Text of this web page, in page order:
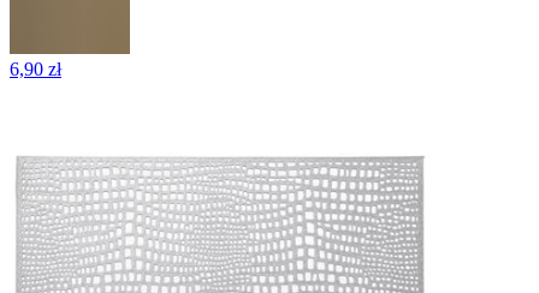
6,90 zł